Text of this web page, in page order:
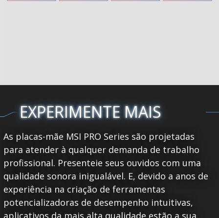
EXPERIMENTE MAIS
As placas-mãe MSI PRO Series são projetadas
para atender à qualquer demanda de trabalho
profissional. Presenteie seus ouvidos com uma
qualidade sonora inigualável. E, devido a anos de
experiência na criação de ferramentas
potencializadoras de desempenho intuitivas,